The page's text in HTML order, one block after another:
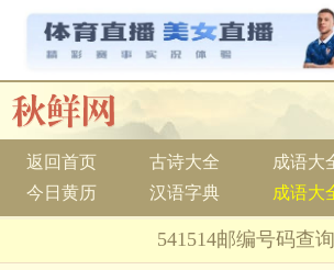
返回首页 古诗大全 成语大
今日黄历
汉语字典 成语大
541514邮编号码查询